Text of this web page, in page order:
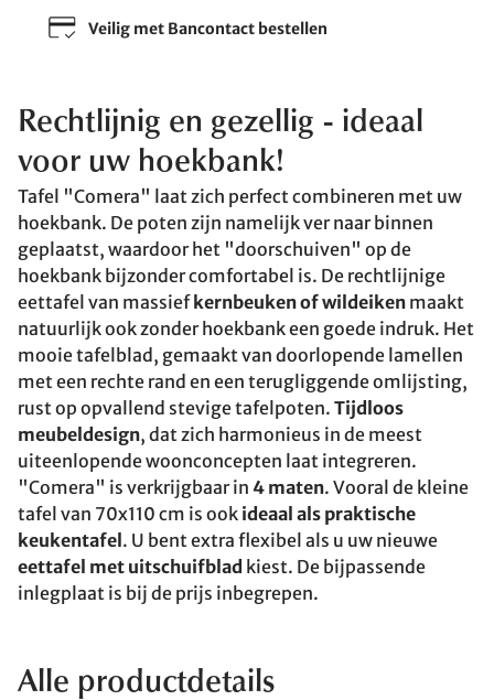
Veilig met Bancontact bestellen
Rechtlijnig en gezellig - ideaal
voor uw hoekbank!
Tafel "Comera" laat zich perfect combineren met uw
hoekbank. De poten zijn namelijk ver naar binnen
geplaatst, waardoor het "doorschuiven" op de
hoekbank bijzonder comfortabel is. De rechtlijnige
eettafel van massief kernbeuken of wildeiken maakt
natuurlijk ook zonder hoekbank een goede indruk. Het
mooie tafelblad, gemaakt van doorlopende lamellen
met een rechte rand en een terugliggende omlijsting,
rust op opvallend stevige tafelpoten. Tijdloos
meubeldesign, dat zich harmonieus in de meest
uiteenlopende woonconcepten laat integreren.
"Comera" is verkrijgbaar in 4 maten. Vooral de kleine
tafel van 70x110 cm is ook ideaal als praktische
keukentafel . U bent extra flexibel als u uw nieuwe
eettafel met uitschuifblad kiest. De bijpassende
inlegplaat is bij de prijs inbegrepen.
Alle productdetails